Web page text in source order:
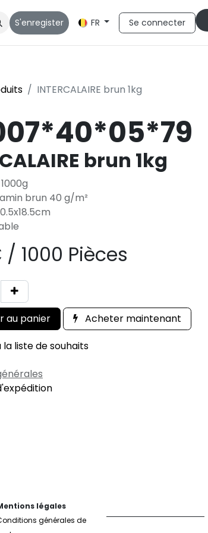
S'enregister FR Se connecter
INTERCALAIRE brun 1kg
brun 1kg
brun 40 g/m²
/ 1000 Pièces
au panier
Acheter maintenant
la liste de souhaits
légales
générales de